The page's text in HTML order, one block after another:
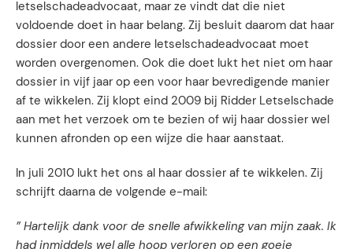
letselschadeadvocaat, maar ze vindt dat die niet
voldoende doet in haar belang. Zij besluit daarom dat haar
dossier door een andere letselschadeadvocaat moet
worden overgenomen. Ook die doet lukt het niet om haar
dossier in vijf jaar op een voor haar bevredigende manier
af te wikkelen. Zij klopt eind 2009 bij Ridder Letselschade
aan met het verzoek om te bezien of wij haar dossier wel
kunnen afronden op een wijze die haar aanstaat.
In juli 2010 lukt het ons al haar dossier af te wikkelen. Zij
schrijft daarna de volgende e-mail:
” Hartelijk dank voor de snelle afwikkeling van mijn zaak. Ik
had inmiddels wel alle hoop verloren op een goeie